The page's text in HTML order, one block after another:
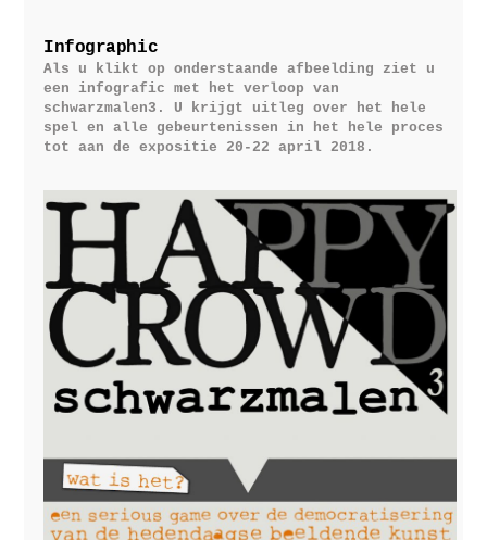
Infographic
Als u klikt op onderstaande afbeelding ziet u
een infografic met het verloop van
schwarzmalen3. U krijgt uitleg over het hele
spel en alle gebeurtenissen in het hele proces
tot aan de expositie 20-22 april 2018.